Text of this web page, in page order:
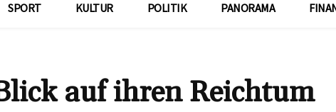
SPORT KULTUR POLITIK PANORAMA
auf ihren Reichtum